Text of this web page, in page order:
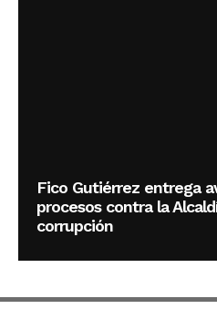
Fico Gutiérrez entrega
procesos contra la
corrupción